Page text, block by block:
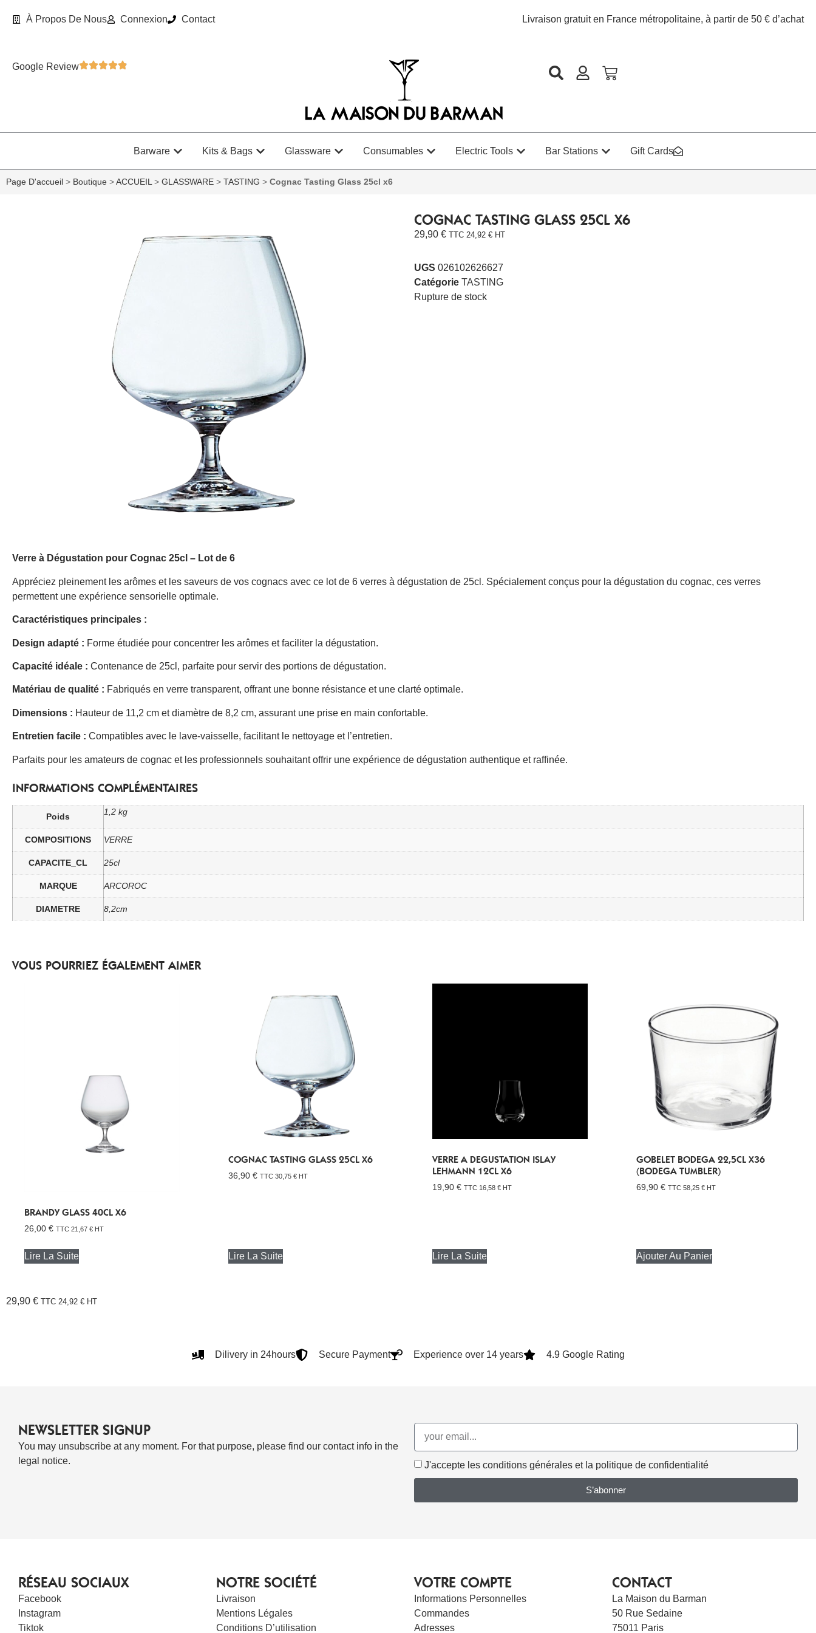
À Propos De Nous Connexion Contact Livraison gratuit en France métropolitaine, à partir de 50 € d’achat
Google Review
Barware Kits & Bags Glassware Consumables Electric Tools Bar Stations Gift Cards
Page D'accueil > Boutique > ACCUEIL> GLASSWARE > TASTING > Cognac Tasting Glass 25cl x6
COGNAC TASTING GLASS 25CL X6
29,90 € TTC 24,92 € HT
UGS 026102626627
Catégorie TASTING
Rupture de stock
Verre à Dégustation pour Cognac 25cl – Lot de 6
Appréciez pleinement les arômes et les saveurs de vos cognacs avec ce lot de 6 verres à dégustation de 25cl. Spécialement conçus pour la dégustation du cognac, ces verres
permettent une expérience sensorielle optimale.​
Caractéristiques principales :
Design adapté : Forme étudiée pour concentrer les arômes et faciliter la dégustation.​
Capacité idéale : Contenance de 25cl, parfaite pour servir des portions de dégustation.​
Matériau de qualité : Fabriqués en verre transparent, offrant une bonne résistance et une clarté optimale.​
Dimensions : Hauteur de 11,2 cm et diamètre de 8,2 cm, assurant une prise en main confortable.​
Entretien facile : Compatibles avec le lave-vaisselle, facilitant le nettoyage et l’entretien.​
Parfaits pour les amateurs de cognac et les professionnels souhaitant offrir une expérience de dégustation authentique et raffinée.
INFORMATIONS COMPLÉMENTAIRES
Poids 1,2 kg
COMPOSITIONS VERRE
CAPACITE_CL 25cl
MARQUE ARCOROC
DIAMETRE 8,2cm
VOUS POURRIEZ ÉGALEMENT AIMER
BRANDY GLASS 40CL X6
26,00 € TTC 21,67 € HT
Lire La Suite
COGNAC TASTING GLASS 25CL X6
36,90 € TTC 30,75 € HT
Lire La Suite
VERRE A DEGUSTATION ISLAY
LEHMANN 12CL X6
19,90 € TTC 16,58 € HT
Lire La Suite
GOBELET BODEGA 22,5CL X36
(BODEGA TUMBLER)
69,90 € TTC 58,25 € HT
Ajouter Au Panier
29,90 € TTC 24,92 € HT
Dilivery in 24hours Secure Payment Experience over 14 years 4.9 Google Rating
NEWSLETTER SIGNUP
You may unsubscribe at any moment. For that purpose, please find our contact info in the
legal notice.
J'accepte les conditions générales et la politique de confidentialité
S’abonner
RÉSEAU SOCIAUX
Facebook
Instagram
Tiktok
NOTRE SOCIÉTÉ
Livraison
Mentions Légales
Conditions D’utilisation
VOTRE COMPTE
Informations Personnelles
Commandes
Adresses
CONTACT
La Maison du Barman
50 Rue Sedaine
75011 Paris